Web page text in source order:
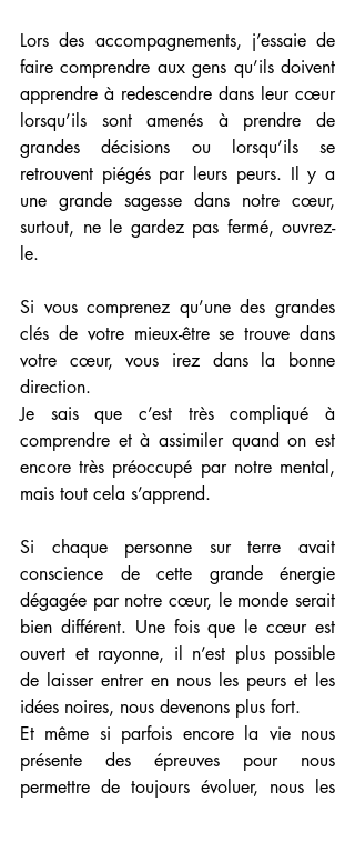
Lors des accompagnements, j’essaie de
faire comprendre aux gens qu’ils doivent
apprendre à redescendre dans leur cœur
lorsqu’ils sont amenés à prendre de
grandes décisions ou lorsqu’ils se
retrouvent piégés par leurs peurs. Il y a
une grande sagesse dans notre cœur,
surtout, ne le gardez pas fermé, ouvrez-
le.
Si vous comprenez qu’une des grandes
clés de votre mieux-être se trouve dans
votre cœur, vous irez dans la bonne
direction.
Je sais que c’est très compliqué à
comprendre et à assimiler quand on est
encore très préoccupé par notre mental,
mais tout cela s’apprend.
Si chaque personne sur terre avait
conscience de cette grande énergie
dégagée par notre cœur, le monde serait
bien différent. Une fois que le cœur est
ouvert et rayonne, il n’est plus possible
de laisser entrer en nous les peurs et les
idées noires, nous devenons plus fort.
Et même si parfois encore la vie nous
présente des épreuves pour nous
permettre de toujours évoluer, nous les